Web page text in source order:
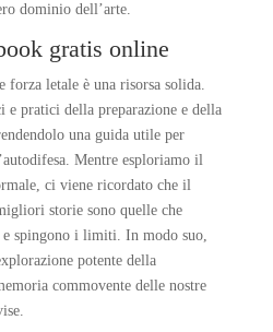
dominio dell’arte.
gratis online
letale è una risorsa solida.
e pratici della preparazione e della
una guida utile per
Mentre esploriamo il
ci viene ricordato che il
storie sono quelle che
e spingono i limiti. In modo suo,
potente della
commovente delle nostre